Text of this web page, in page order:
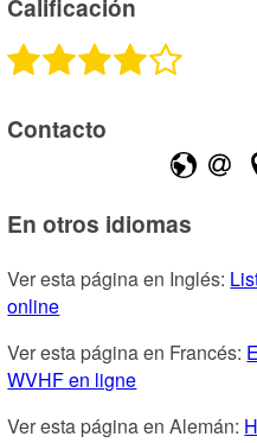
Calificación
Contacto
En otros idiomas
Ver esta página en Inglés:
online
Ver esta página en Francés:
WVHF en ligne
Ver esta página en Alemán: